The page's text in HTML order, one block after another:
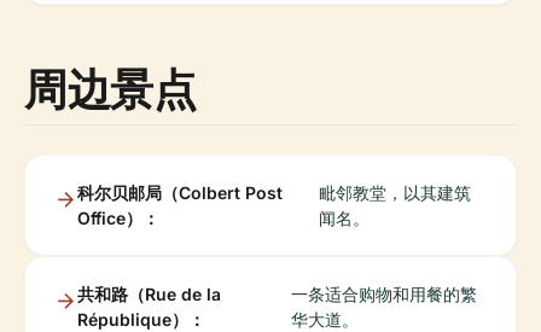
周边景点
科尔贝邮局（Colbert Post
Office）：
毗邻教堂，以其建筑
闻名。
共和路（Rue de la
République）：
一条适合购物和用餐的繁
华大道。